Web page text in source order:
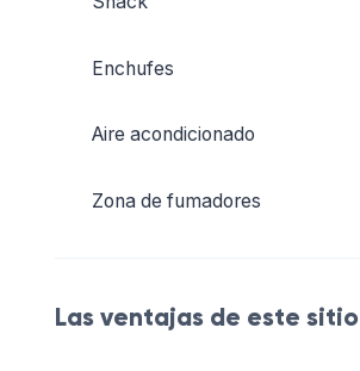
Enchufes
Aire acondicionado
Zona de fumadores
Las ventajas de este sitio